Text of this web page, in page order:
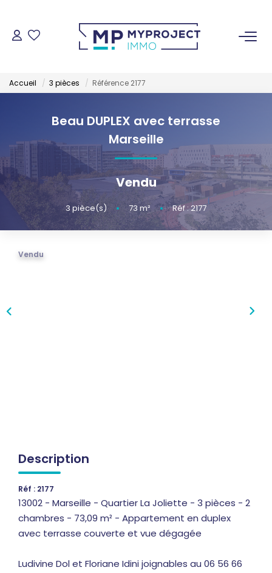
LOUER
VENDRE
ESTIMER
GESTION LOCATIVE
Accueil 3 pièces Référence 2177
Beau DUPLEX avec terrasse
Marseille
Vendu
3 pièce(s) • 73 m² • Réf : 2177
Vendu
Description
Réf : 2177
13002 - Marseille - Quartier La Joliette - 3 pièces - 2
chambres - 73,09 m² - Appartement en duplex
avec terrasse couverte et vue dégagée
Ludivine Dol et Floriane Idini joignables au 06 56 66